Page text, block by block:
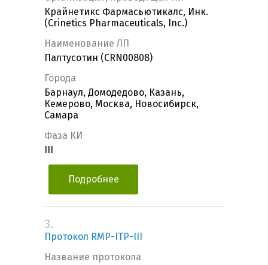
Крайнетикс Фармасьютикалс, Инк.
(Crinetics Pharmaceuticals, Inc.)
Наименование ЛП
Палтусотин (CRN00808)
Города
Барнаул, Домодедово, Казань,
Кемерово, Москва, Новосибирск,
Самара
Фаза КИ
Подробнее
3.
Протокол RMP-ITP-III
Название протокола